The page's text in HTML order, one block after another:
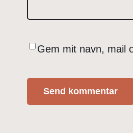
Gem mit navn, mail